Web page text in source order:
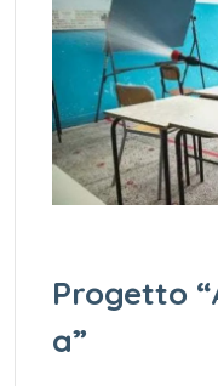
Progetto
a”